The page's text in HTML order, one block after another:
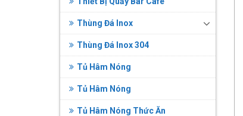
Thùng Đá Inox
Thùng Đá Inox 304
Tủ Hâm Nóng
Tủ Hâm Nóng
Tủ Hâm Nóng Thức Ăn